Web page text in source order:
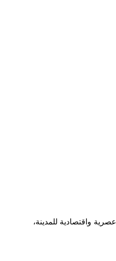
واقتصادية للمدينة،